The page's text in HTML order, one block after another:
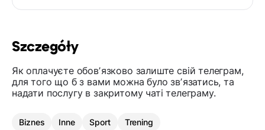
Szczegóły
Як оплачуєте обовʼязково залиште свій телеграм,
для того що б з вами можна було звʼязатись, та
надати послугу в закритому чаті телеграму.
Biznes Inne Sport Trening